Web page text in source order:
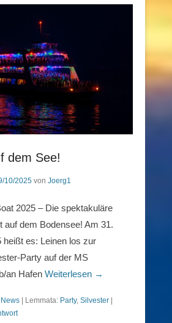
dem See!
10/2025 von Joerg1
2025 – Die spektakuläre
auf dem Bodensee! Am 31.
heißt es: Leinen los zur
Party auf der MS
an Hafen Weiterlesen →
News | Lemmata: Party, Silvester |